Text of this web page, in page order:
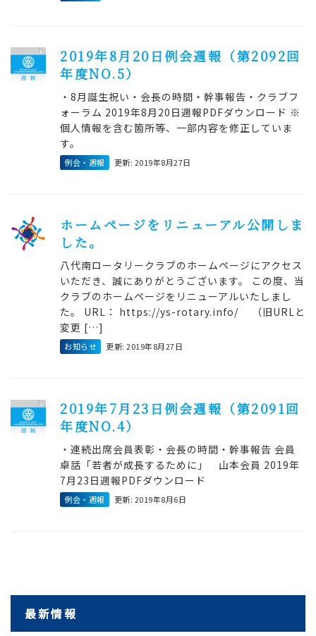
2019年8月20日例会週報（第2092回
年度NO.5）
・8月誕生祝い・会長の時間・幹事報告・クラブフ
ォーラム 2019年8月20日週報PDFダウンロード ※
個人情報を含む箇所等、一部内容を修正していま
す。
例会・週報 更新: 2019年8月27日
ホームページをリニューアル公開しま
した。
八代南ロータリークラブのホームページにアクセス
いただき、誠にありがとうございます。 この度、当
クラブのホームページをリニューアルいたしまし
た。 URL： https://ys-rotary.info/ （旧URLと
変更 […]
お知らせ 更新: 2019年8月27日
2019年7月23日例会週報（第2091回
年度NO.4）
・連続出席会員表彰・会長の時間・幹事報告 会員
卓話「若者が成長するために」 山本会員 2019年
7月23日週報PDFダウンロード
例会・週報 更新: 2019年8月6日
最新情報